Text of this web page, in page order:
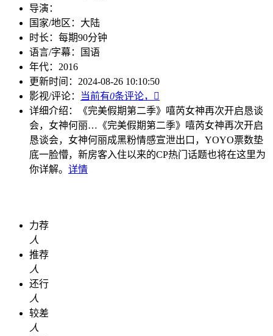
导演：
国家/地区： 大陆
时长： 每期90分钟
语言/字幕：
国语
年代： 2016
更新时间： 2024-08-26 10:10:50
影视/评论：
当前有0条评论，

详细介绍：
《完美假期第二季》嘻芮女神再次开启恳谈
会，女神何丽… 《完美假期第二季》嘻芮女神再次开启
恳谈会，女神何丽成黑粉情感宣泄出口，YOYO票数垫
底一脸懵，新房客入住以来的CP热门话题也将在这里为
你详解。 详情
力荐
人
推荐
人
还行
人
较差
人